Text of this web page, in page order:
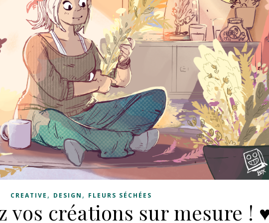
CREATIVE , DESIGN , FLEURS SÉCHÉES
vos créations sur mesure !